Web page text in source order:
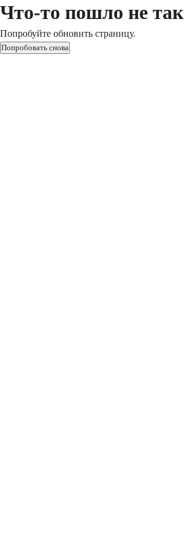
Что-то пошло не так
Попробуйте обновить страницу.
Попробовать снова